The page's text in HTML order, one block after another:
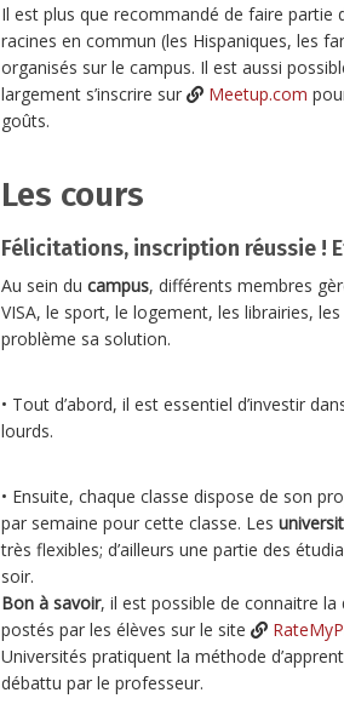
Il est plus que recommandé de faire partie
racines en commun (les Hispaniques, les
organisés sur le campus. Il est aussi
largement s’inscrire sur
Meetup.com
goûts.
Les cours
Félicitations, inscription réussie !
Au sein du campus, différents membres
VISA, le sport, le logement, les librairies,
problème sa solution.
• Tout d’abord, il est essentiel d’investir
lourds.
• Ensuite, chaque classe dispose de son
par semaine pour cette classe. Les
très flexibles; d’ailleurs une partie des
soir.
Bon à savoir, il est possible de connaitre
postés par les élèves sur le site
Universités pratiquent la méthode
débattu par le professeur.